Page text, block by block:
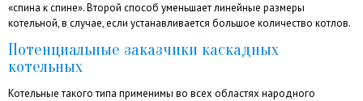
«спина к спине». Второй способ уменьшает линейные размеры
котельной, в случае, если устанавливается большое количество котлов.
Потенциальные заказчики каскадных
котельных
Котельные такого типа применимы во всех областях народного